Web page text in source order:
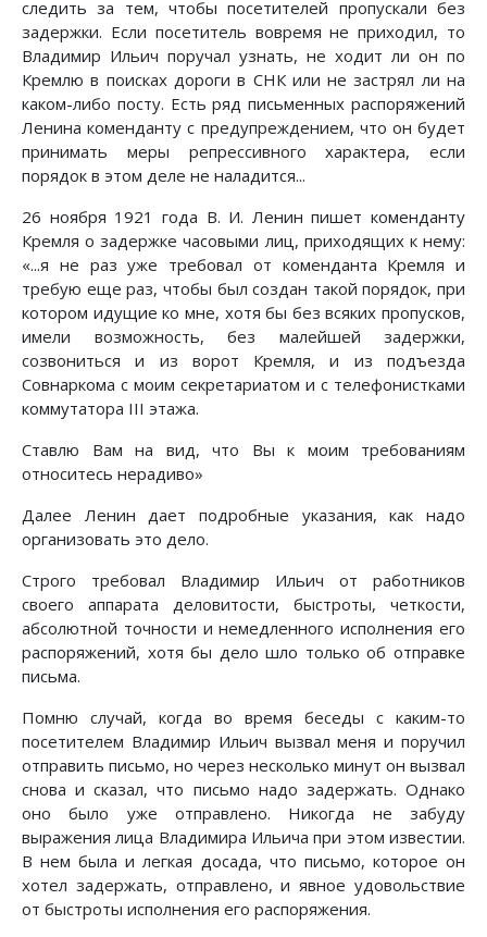
следить за тем, чтобы посетителей пропускали без
задержки. Если посетитель вовремя не приходил, то
Владимир Ильич поручал узнать, не ходит ли он по
Кремлю в поисках дороги в СНК или не застрял ли на
каком-либо посту. Есть ряд письменных распоряжений
Ленина коменданту с предупреждением, что он будет
принимать меры репрессивного характера, если
порядок в этом деле не наладится...
26 ноября 1921 года В. И. Ленин пишет коменданту
Кремля о задержке часовыми лиц, приходящих к нему:
«...я не раз уже требовал от коменданта Кремля и
требую еще раз, чтобы был создан такой порядок, при
котором идущие ко мне, хотя бы без всяких пропусков,
имели возможность, без малейшей задержки,
созвониться и из ворот Кремля, и из подъезда
Совнаркома с моим секретариатом и с телефонистками
коммутатора III этажа.
Ставлю Вам на вид, что Вы к моим требованиям
относитесь нерадиво»
Далее Ленин дает подробные указания, как надо
организовать это дело.
Строго требовал Владимир Ильич от работников
своего аппарата деловитости, быстроты, четкости,
абсолютной точности и немедленного исполнения его
распоряжений, хотя бы дело шло только об отправке
письма.
Помню случай, когда во время беседы с каким-то
посетителем Владимир Ильич вызвал меня и поручил
отправить письмо, но через несколько минут он вызвал
снова и сказал, что письмо надо задержать. Однако
оно было уже отправлено. Никогда не забуду
выражения лица Владимира Ильича при этом известии.
В нем была и легкая досада, что письмо, которое он
хотел задержать, отправлено, и явное удовольствие
от быстроты исполнения его распоряжения.